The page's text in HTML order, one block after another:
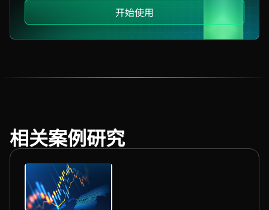
开始使用
相关案例研究